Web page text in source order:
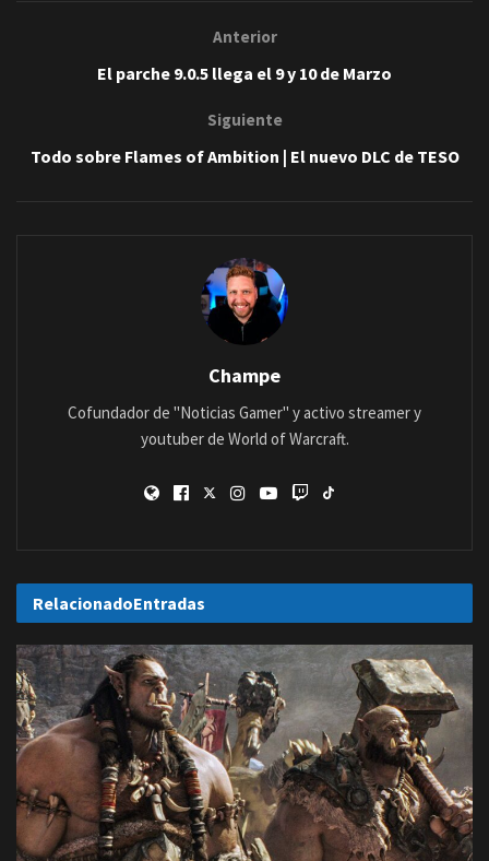
Anterior
El parche 9.0.5 llega el 9 y 10 de Marzo
Siguiente
Todo sobre Flames of Ambition | El nuevo DLC de TESO
Champe
Cofundador de "Noticias Gamer" y activo streamer y
youtuber de World of Warcraft.
RelacionadoEntradas